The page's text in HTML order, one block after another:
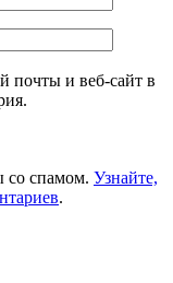
почты и веб-сайт в
со спамом. Узнайте,
.